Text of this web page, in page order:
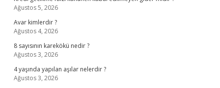
Ağustos 5, 2026
Avar kimlerdir ?
Ağustos 4, 2026
8 sayısının karekökü nedir ?
Ağustos 3, 2026
4 yaşında yapılan aşılar nelerdir ?
Ağustos 3, 2026